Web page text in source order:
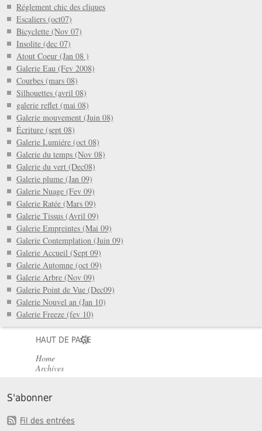
Réglement chic des cliques
Escaliers (oct07)
Bicyclette (Nov 07)
Insolite (dec 07)
Atout Coeur (Jan 08 )
Galerie Eau (Fev 2008)
Courbes (mars 08)
Silhouettes (avril 08)
galerie reflet (mai 08)
Galerie mouvement (Juin 08)
Écriture (sept 08)
Galerie Lumiére (oct 08)
Galerie du temps (Nov 08)
Galerie du vert (Dec08)
Galerie plume (Jan 09)
Galerie Nuage (Fev 09)
Galerie Ratée (Mars 09)
Galerie Tissus (Avril 09)
Galerie Empreintes (Mai 09)
Galerie Contemplation (Juin 09)
Galerie Accueil (Sept 09)
Galerie Automne (oct 09)
Galerie Arbre (Nov 09)
Galerie Point de Vue (Dec09)
Galerie Nouvel an (Jan 10)
Galerie Freeze (fev 10)
HAUT DE PAGE
Home
Archives
S'abonner
Fil des entrées